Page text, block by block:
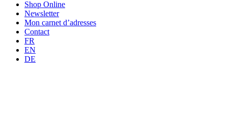
Shop Online
Newsletter
Mon carnet d’adresses
Contact
FR
EN
DE